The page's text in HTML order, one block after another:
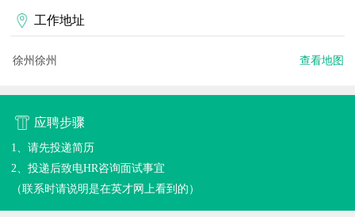
工作地址
徐州徐州 查看地图
应聘步骤
1、请先投递简历
2、投递后致电HR咨询面试事宜
（联系时请说明是在英才网上看到的）